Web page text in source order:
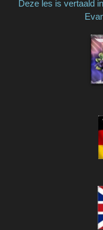
Deze les is vertaald